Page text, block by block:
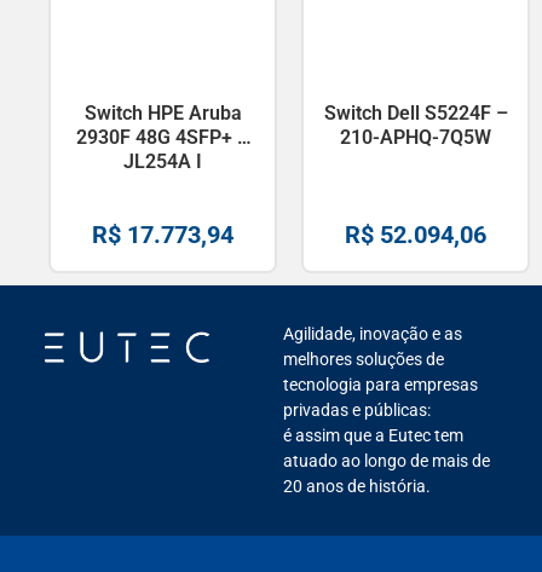
Switch HPE Aruba
2930F 48G 4SFP+ –
JL254A I
R$ 17.773,94
Switch Dell S5224F –
210-APHQ-7Q5W
R$ 52.094,06
Agilidade, inovação e as
melhores soluções de
tecnologia para empresas
privadas e públicas:
é assim que a Eutec tem
atuado ao longo de mais de
20 anos de história.